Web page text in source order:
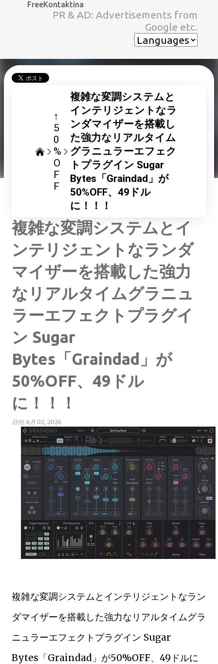
スキップしてメイン コンテンツに移動
FreeKontaktina
PR & AD: Advertisements from
Google etc.
↑
5
0
%
O
F
F
複雑な変調システムと
インテリジェントなラ
ンダマイザーを搭載し
た強力なリアルタイム
グラニュラーエフェク
トプラグイン Sugar
Bytes「Graindad」が
50%OFF、49ドル
に！！！
複雑な変調システムとイ
ンテリジェントなランダ
マイザーを搭載した強力
なリアルタイムグラニュ
ラーエフェクトプラグイ
ン Sugar
Bytes「Graindad」が
50%OFF、49ドル
に！！！
日付: 6月 02, 2026
複雑な変調システムとインテリジェントなラン
ダマイザーを搭載した強力なリアルタイムグラ
ニュラーエフェクトプラグイン Sugar
Bytes「Graindad」が50%OFF、49ドルに